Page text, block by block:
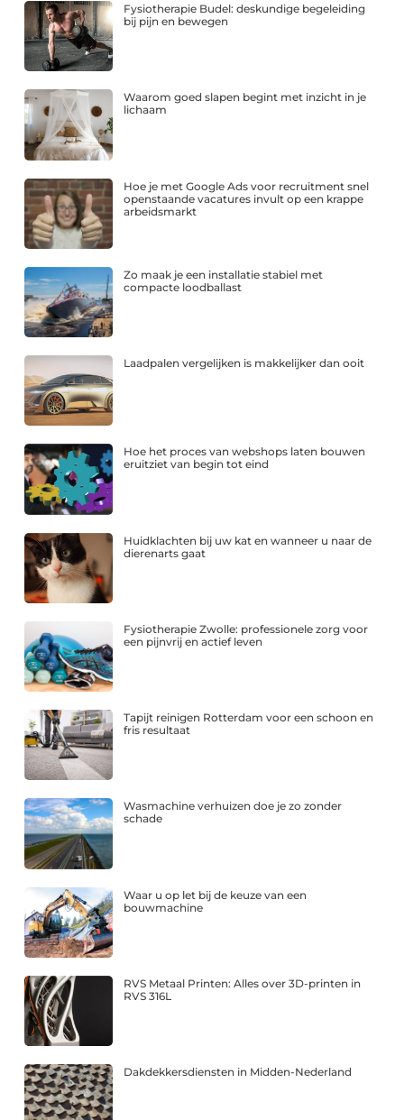
Fysiotherapie Budel: deskundige begeleiding
bij pijn en bewegen
Waarom goed slapen begint met inzicht in je
lichaam
Hoe je met Google Ads voor recruitment snel
openstaande vacatures invult op een krappe
arbeidsmarkt
Zo maak je een installatie stabiel met
compacte loodballast
Laadpalen vergelijken is makkelijker dan ooit
Hoe het proces van webshops laten bouwen
eruitziet van begin tot eind
Huidklachten bij uw kat en wanneer u naar de
dierenarts gaat
Fysiotherapie Zwolle: professionele zorg voor
een pijnvrij en actief leven
Tapijt reinigen Rotterdam voor een schoon en
fris resultaat
Wasmachine verhuizen doe je zo zonder
schade
Waar u op let bij de keuze van een
bouwmachine
RVS Metaal Printen: Alles over 3D-printen in
RVS 316L
Dakdekkersdiensten in Midden-Nederland